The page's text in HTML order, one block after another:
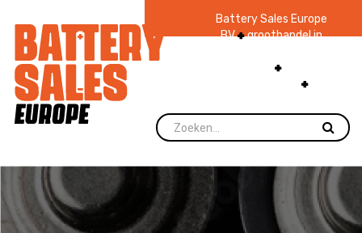
Battery Sales Europe
BV groothandel in
zaklampen Ruim 48
jaar ervaring
voorraad.